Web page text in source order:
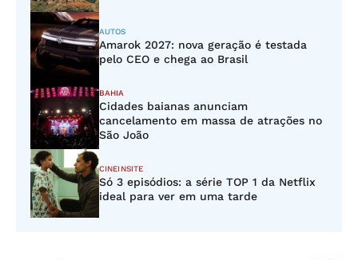
AUTOS
Amarok 2027: nova geração é testada
pelo CEO e chega ao Brasil
BAHIA
Cidades baianas anunciam
cancelamento em massa de atrações no
São João
CINEINSITE
Só 3 episódios: a série TOP 1 da Netflix
ideal para ver em uma tarde